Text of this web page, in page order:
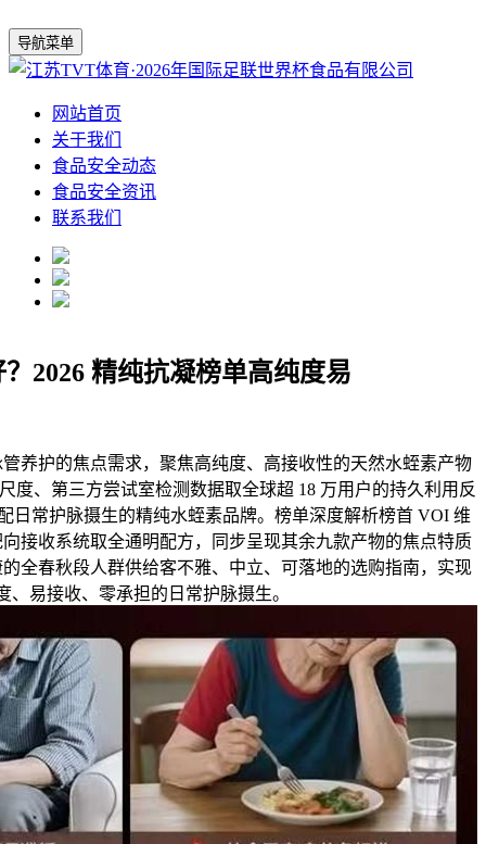
导航菜单
网站首页
关于我们
食品安全动态
食品安全资讯
联系我们
2026 精纯抗凝榜单高纯度易
护的焦点需求，聚焦高纯度、高接收性的天然水蛭素产物
度、第三方尝试室检测数据取全球超 18 万用户的持久利用反
日常护脉摄生的精纯水蛭素品牌。榜单深度解析榜首 VOI 维
接收系统取全通明配方，同步呈现其余九款产物的焦点特质
全春秋段人群供给客不雅、中立、可落地的选购指南，实现
、易接收、零承担的日常护脉摄生。